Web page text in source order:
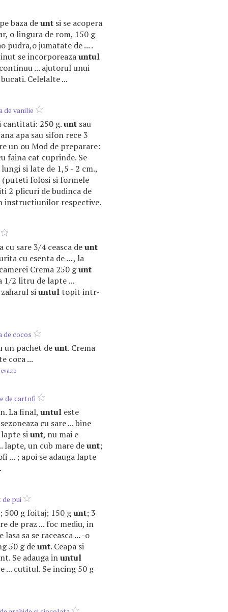
baza deunt si se acopera
o lingura de rom, 150 g
pudra,o jumatate de ... .
se incorporeazauntul
... ajutorul unui
Celelalte ...
de vanilie
cantitati: 250 g.unt sau
apa sau sifon rece 3
un ou Mod de preparare:
faina cat cuprinde. Se
si late de 1,5 - 2 cm.,
(puteti folosi si formele
2 plicuri de budinca de
instructiunilor respective.
sare 3/4 ceasca deunt
cu esenta de ... , la
Crema 250 gunt
1/2 litru de lapte ...
siuntultopit intr-
de cocos
un pachet deunt. Crema
coca ...
de cartofi
La final, untul este
cu sare ... bine
siunt, nu mai e
lapte, un cub mare deunt;
... ; apoi se adauga lapte
pui
500 g foitaj; 150 gunt; 3
de praz ... foc mediu, in
lasa sa se raceasca ... -o
50 g deunt. Ceapa si
Se adauga inuntul
... cutitul. Se incing 50 g